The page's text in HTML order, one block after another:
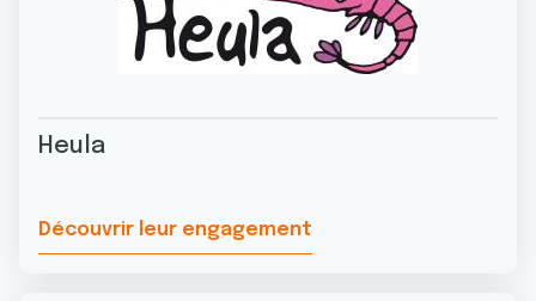
Heula
Découvrir leur engagement